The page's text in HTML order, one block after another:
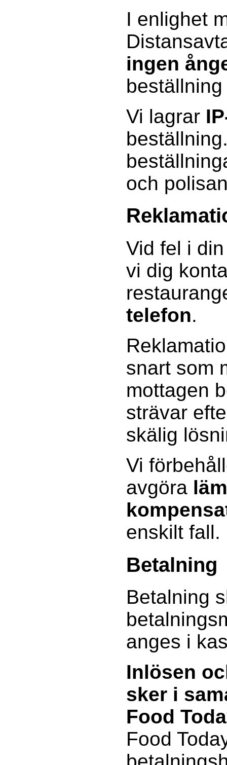
I enlighet
ingen
Vi lagrar
och
Vid fel i
vi dig
telefon.
snart som
mottagen
strävar
skälig
Vi
avgöra
enskilt fall.
Betalning
Betalning
anges i
Inlösen
sker i
Food
Food